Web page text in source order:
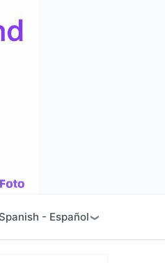
Spanish - Español